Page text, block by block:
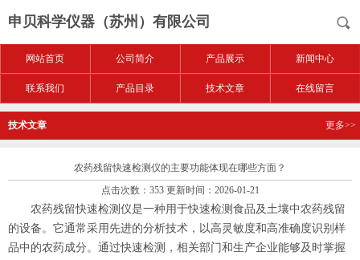
申贝科学仪器（苏州）有限公司
网站首页 公司简介 产品展示 新闻中心
联系我们 产品目录 技术文章 在线留言
技术文章 更多>>
农药残留快速检测仪的主要功能体现在哪些方面？
点击次数：353 更新时间：2026-01-21
农药残留快速检测仪是一种用于快速检测食品及土壤中农药残留
的设备。它通常采用先进的分析技术，以高灵敏度和高准确度识别样
品中的农药成分。通过快速检测，相关部门和生产企业能够及时掌握